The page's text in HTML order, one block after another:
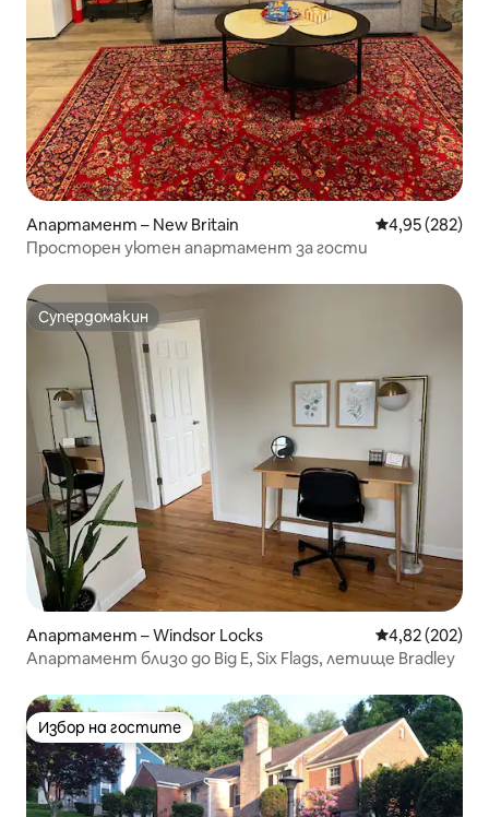
Апартамент – New Britain Средна
4,95 (282)
Просторен уютен апартамент за гости
Супердомакин
Супердомакин
Апартамент – Windsor Locks Средна
4,82 (202)
Апартамент близо до Big E, Six Flags, летище Bradley
Избор на гостите
Избор на гостите